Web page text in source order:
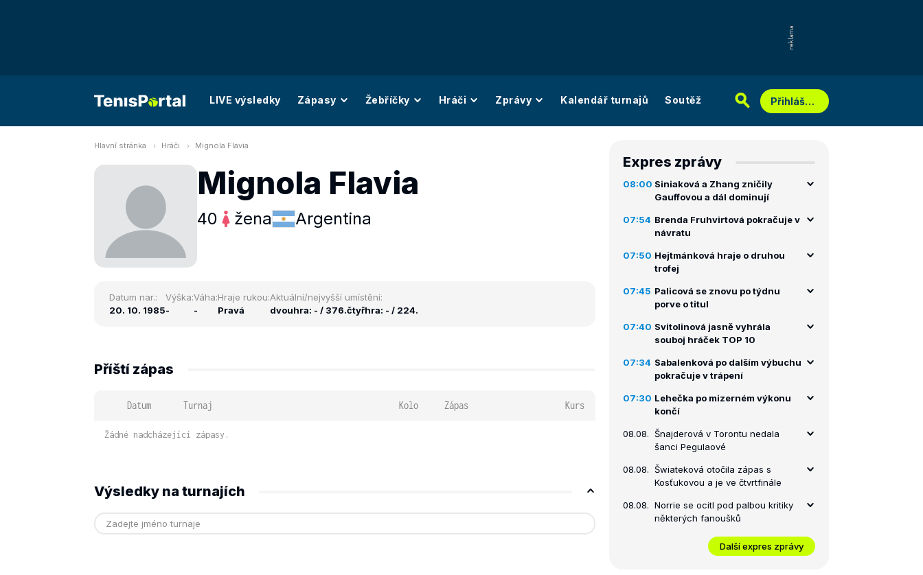
LIVE výsledky Zápasy Žebříčky Hráči Zprávy Kalendář turnajů Soutěž Přihlášení
Hlavní stránka Hráči Mignola Flavia
Mignola Flavia
40 žena Argentina
Datum nar.:
20. 10. 1985
Výška:
-
Váha:
-
Hraje rukou:
Pravá
Aktuální/nejvyšší umístění:
dvouhra: - / 376.čtyřhra: - / 224.
Příští zápas
Datum Turnaj Kolo Zápas Kurs
Žádné nadcházející zápasy.
Výsledky na turnajích
Expres zprávy
08:00 Siniaková a Zhang zničily
Gauffovou a dál dominují
07:54 Brenda Fruhvirtová pokračuje v
návratu
07:50 Hejtmánková hraje o druhou
trofej
07:45 Palicová se znovu po týdnu
porve o titul
07:40 Svitolinová jasně vyhrála
souboj hráček TOP 10
07:34 Sabalenková po dalším výbuchu
pokračuje v trápení
07:30 Lehečka po mizerném výkonu
končí
08.08. Šnajderová v Torontu nedala
šanci Pegulaové
08.08. Šwiateková otočila zápas s
Kosťukovou a je ve čtvrtfinále
08.08. Norrie se ocitl pod palbou kritiky
některých fanoušků
Další expres zprávy